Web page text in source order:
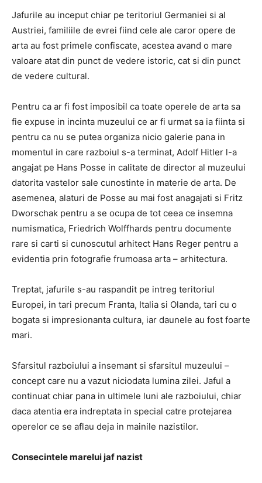
Jafurile au inceput chiar pe teritoriul Germaniei si al
Austriei, familiile de evrei fiind cele ale caror opere de
arta au fost primele confiscate, acestea avand o mare
valoare atat din punct de vedere istoric, cat si din punct
de vedere cultural.
Pentru ca ar fi fost imposibil ca toate operele de arta sa
fie expuse in incinta muzeului ce ar fi urmat sa ia fiinta si
pentru ca nu se putea organiza nicio galerie pana in
momentul in care razboiul s-a terminat, Adolf Hitler l-a
angajat pe Hans Posse in calitate de director al muzeului
datorita vastelor sale cunostinte in materie de arta. De
asemenea, alaturi de Posse au mai fost anagajati si Fritz
Dworschak pentru a se ocupa de tot ceea ce insemna
numismatica, Friedrich Wolffhards pentru documente
rare si carti si cunoscutul arhitect Hans Reger pentru a
evidentia prin fotografie frumoasa arta – arhitectura.
Treptat, jafurile s-au raspandit pe intreg teritoriul
Europei, in tari precum Franta, Italia si Olanda, tari cu o
bogata si impresionanta cultura, iar daunele au fost foarte
mari.
Sfarsitul razboiului a insemant si sfarsitul muzeului –
concept care nu a vazut niciodata lumina zilei. Jaful a
continuat chiar pana in ultimele luni ale razboiului, chiar
daca atentia era indreptata in special catre protejarea
operelor ce se aflau deja in mainile nazistilor.
Consecintele marelui jaf nazist